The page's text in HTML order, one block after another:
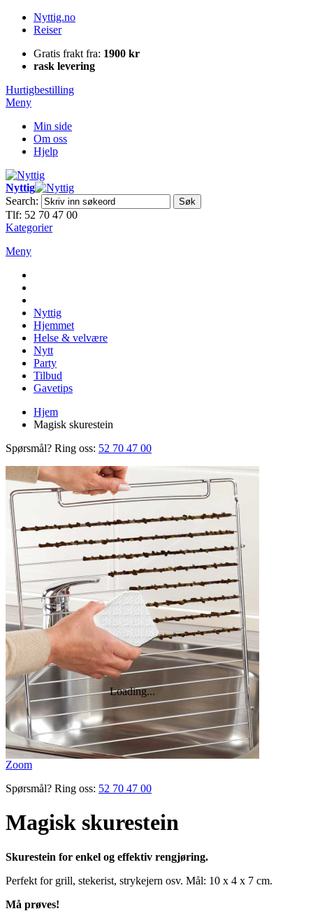
Nyttig.no
Reiser
Gratis frakt fra: 1900 kr
rask levering
Hurtigbestilling
Meny
Min side
Om oss
Hjelp
Nyttig
Search:
Søk
Tlf: 52 70 47 00
Kategorier
Meny
Nyttig
Hjemmet
Helse & velvære
Nytt
Party
Tilbud
Gavetips
Hjem
Magisk skurestein
Spørsmål? Ring oss: 52 70 47 00
Zoom
Spørsmål? Ring oss: 52 70 47 00
Magisk skurestein
Skurestein for enkel og effektiv rengjøring.
Perfekt for grill, stekerist, strykejern osv. Mål: 10 x 4 x 7 cm.
Må prøves!